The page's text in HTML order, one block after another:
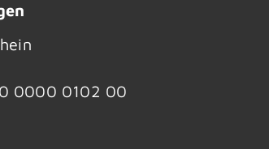
0000 0102 00